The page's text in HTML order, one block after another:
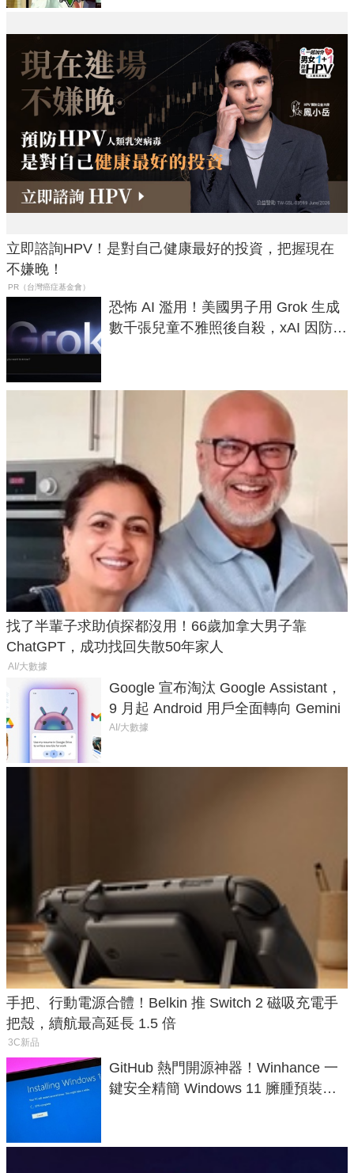
立即諮詢HPV！是對自己健康最好的投資，把握現在
不嫌晚！
PR（台灣癌症基金會）
恐怖 AI 濫用！美國男子用 Grok 生成
數千張兒童不雅照後自殺，xAI 因防護
找了半輩子求助偵探都沒用！66歲加拿大男子靠
ChatGPT，成功找回失散50年家人
AI/大數據
Google 宣布淘汰 Google Assistant，
9 月起 Android 用戶全面轉向 Gemini
AI/大數據
手把、行動電源合體！Belkin 推 Switch 2 磁吸充電手
把殼，續航最高延長 1.5 倍
3C新品
GitHub 熱門開源神器！Winhance 一
鍵安全精簡 Windows 11 臃腫預裝軟